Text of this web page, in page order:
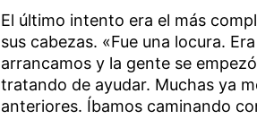
El último intento era el más
sus cabezas. «Fue una locura.
arrancamos y la gente se
tratando de ayudar. Muchas ya
anteriores. Íbamos caminando